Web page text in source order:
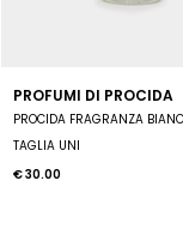
PROFUMI DI PROCIDA
TAGLIA UNI
€ 30.00